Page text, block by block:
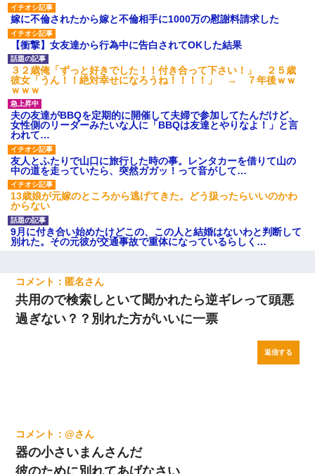
嫁に不倫されたから嫁と不倫相手に1000万の慰謝料請求した
【衝撃】女友達から行為中に告白されてOKした結果
３２歳俺「ずっと好きでした！！付き合って下さい！」 ２５歳
彼女「うん！！絶対幸せになろうね！！！！」 → ７年後ｗｗ
ｗｗｗ
夫の友達がBBQを定期的に開催して夫婦で参加してたんだけど、
女性側のリーダーみたいな人に「BBQは友達とやりなよ！」と言
われて…
友人とふたりで山口に旅行した時の事。レンタカーを借りて山の
中の道を走っていたら、突然ガガッ！って音がして…
13歳娘が元嫁のところから逃げてきた。どう扱ったらいいのかわ
からない
9月に付き合い始めたけどこの、この人と結婚はないわと判断して
別れた。その元彼が交通事故で重体になっているらしく…
匿名
共用ので検索しといて聞かれたら逆ギレって頭悪
過ぎない？？別れた方がいいに一票
返信する
@
器の小さいまんさんだ